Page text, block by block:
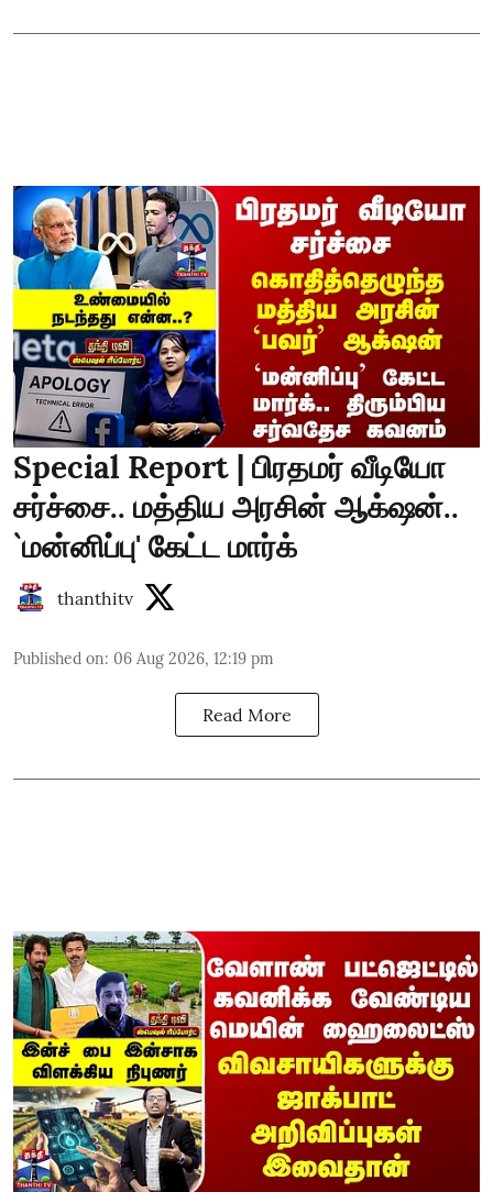
Special Report | பிரதமர் வீடியோ
சர்ச்சை.. மத்திய அரசின் ஆக்‌ஷன்..
`மன்னிப்பு' கேட்ட மார்க்
thanthitv
Published on: 06 Aug 2026, 12:19 pm
Read More